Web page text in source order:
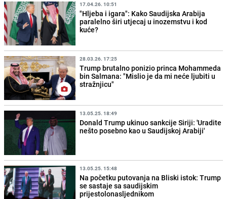
17.04.26. 10:51
"Hljeba i igara": Kako Saudijska Arabija
paralelno širi utjecaj u inozemstvu i kod
kuće?
28.03.26. 17:25
Trump brutalno ponizio princa Mohammeda
bin Salmana: "Mislio je da mi neće ljubiti u
stražnjicu"
13.05.25. 18:49
Donald Trump ukinuo sankcije Siriji: 'Uradite
nešto posebno kao u Saudijskoj Arabiji'
13.05.25. 15:48
Na početku putovanja na Bliski istok: Trump
se sastaje sa saudijskim
prijestolonasljednikom